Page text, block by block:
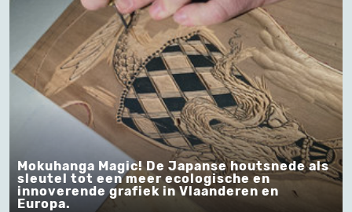
Mokuhanga Magic! De Japanse houtsnede als
sleutel tot een meer ecologische en
innoverende grafiek in Vlaanderen en
Europa.